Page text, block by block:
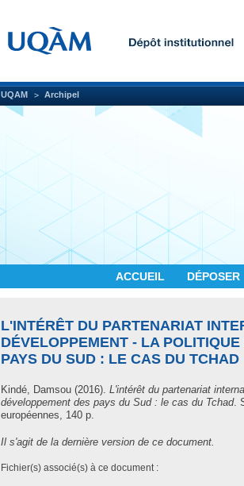
UQAM Archipel
ACCUEIL DÉPOSER
L'INTÉRÊT DU PARTENARIAT
DÉVELOPPEMENT - LA
PAYS DU SUD : LE CAS DU TCHAD
Kindé, Damsou (2016). L'intérêt du partenariat
développement des pays du Sud : le cas du Tchad.
européennes, 140 p.
Il s'agit de la dernière version de ce document.
Fichier(s) associé(s) à ce document :